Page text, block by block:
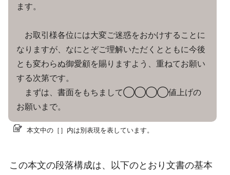
ます。
お取引様各位には大変ご迷惑をおかけすることに
なりますが、なにとぞご理解いただくとともに今後
とも変わらぬ御愛顧を賜りますよう、重ねてお願い
する次第です。
まずは、書面をもちまして◯◯◯◯値上げの
お願いまで。
本文中の［］内は別表現を表しています。
この本文の段落構成は、以下のとおり文書の基本